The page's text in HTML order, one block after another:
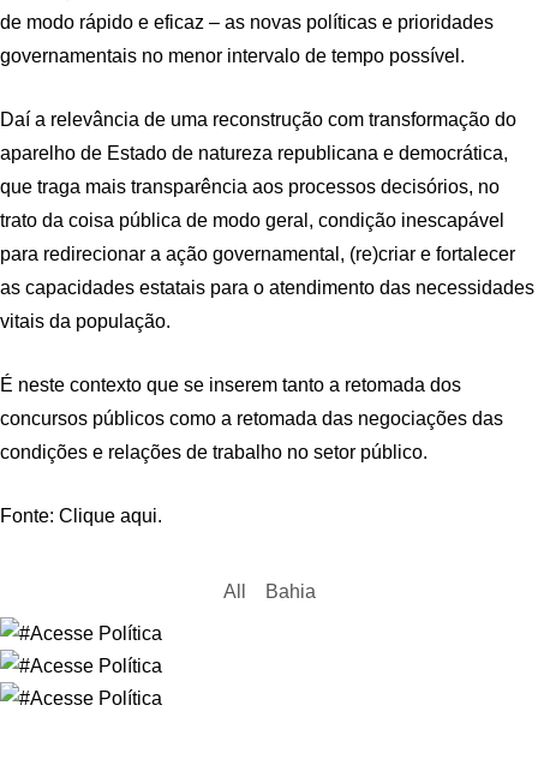
de modo rápido e eficaz – as novas políticas e prioridades
governamentais no menor intervalo de tempo possível.
Daí a relevância de uma reconstrução com transformação do
aparelho de Estado de natureza republicana e democrática,
que traga mais transparência aos processos decisórios, no
trato da coisa pública de modo geral, condição inescapável
para redirecionar a ação governamental, (re)criar e fortalecer
as capacidades estatais para o atendimento das necessidades
vitais da população.
É neste contexto que se inserem tanto a retomada dos
concursos públicos como a retomada das negociações das
condições e relações de trabalho no setor público.
Fonte: Clique aqui.
All Bahia